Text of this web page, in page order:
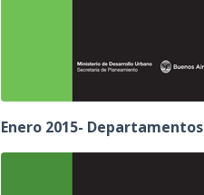
Enero 2015- Departamentos